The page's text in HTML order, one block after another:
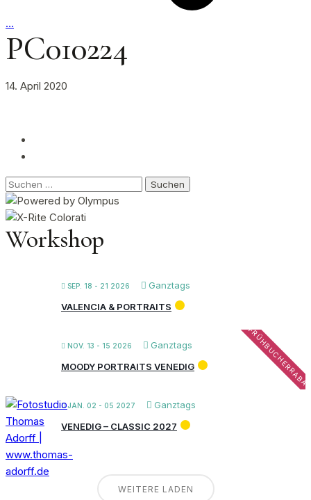
…
PC010224
14. April 2020
Suchen
nach:
Workshop
SEP. 18 - 21 2026
Ganztags
VALENCIA & PORTRAITS
NOV. 13 - 15 2026 Ganztags
MOODY PORTRAITS VENEDIG
JAN. 02 - 05 2027
Ganztags
VENEDIG – CLASSIC 2027
WEITERE LADEN